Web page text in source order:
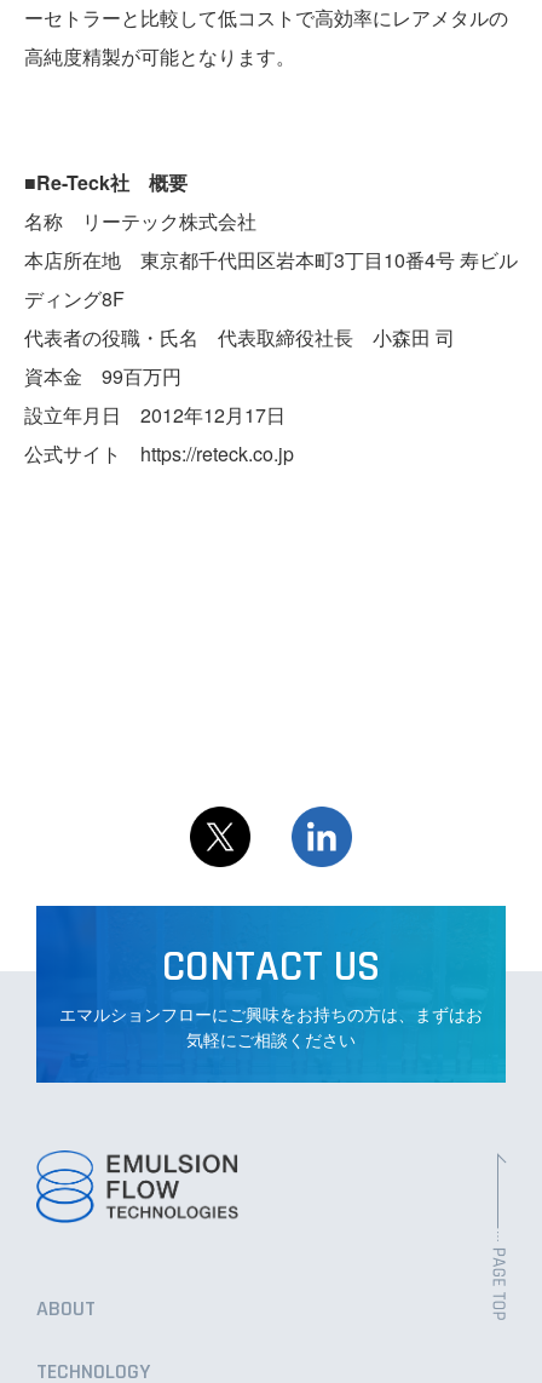
ーセトラーと比較して低コストで高効率にレアメタルの
高純度精製が可能となります。
■Re-Teck社 概要
名称 リーテック株式会社
本店所在地 東京都千代田区岩本町3丁目10番4号 寿ビル
ディング8F
代表者の役職・氏名 代表取締役社長 小森田 司
資本金 99百万円
設立年月日 2012年12月17日
公式サイト https://reteck.co.jp
CONTACT US
エマルションフローにご興味をお持ちの方は、まずはお
気軽にご相談ください
ABOUT
TECHNOLOGY